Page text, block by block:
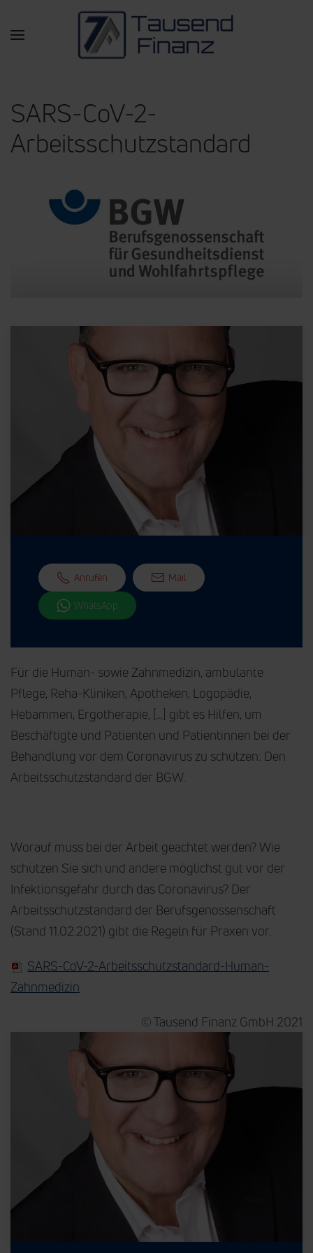
Zum Hauptinhalt springen
SARS-CoV-2-
Arbeitsschutzstandard
Anrufen Mail
WhatsApp
Für die Human- sowie Zahnmedizin, ambulante
Pflege, Reha-Kliniken, Apotheken, Logopädie,
Hebammen, Ergotherapie, [...] gibt es Hilfen, um
Beschäftigte und Patienten und Patientinnen bei der
Behandlung vor dem Coronavirus zu schützen: Den
Arbeitsschutzstandard der BGW.
Worauf muss bei der Arbeit geachtet werden? Wie
schützen Sie sich und andere möglichst gut vor der
Infektionsgefahr durch das Coronavirus? Der
Arbeitsschutzstandard der Berufsgenossenschaft
(Stand 11.02.2021) gibt die Regeln für Praxen vor.
SARS-CoV-2-Arbeitsschutzstandard-Human-
Zahnmedizin
© Tausend Finanz GmbH 2021